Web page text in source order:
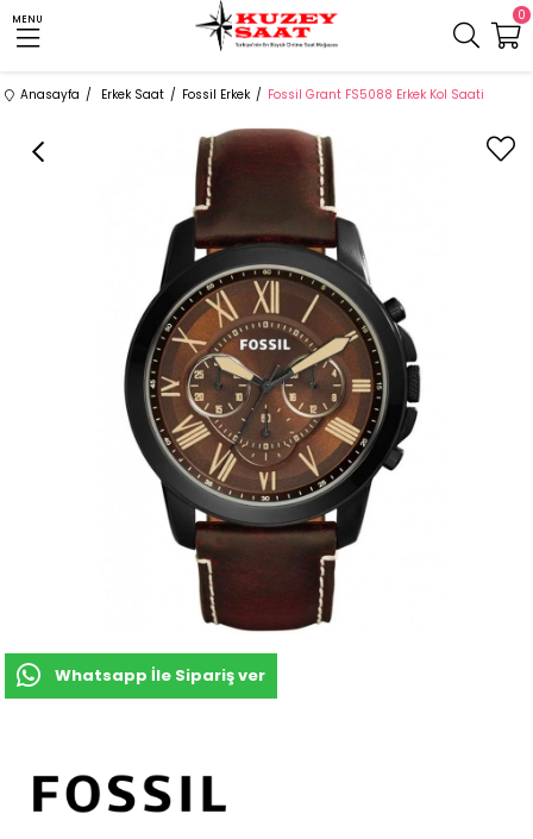
MENU 0
Anasayfa Erkek Saat Fossil Erkek Fossil Grant FS5088 Erkek Kol Saati
Whatsapp İle Sipariş ver